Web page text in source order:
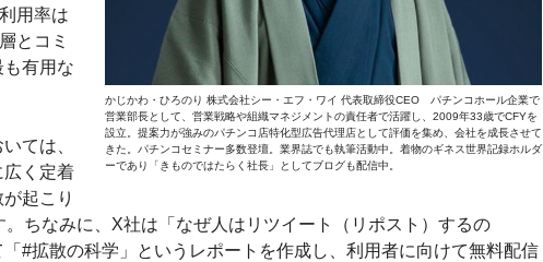
かじかわ・ひろのり 株式会社シー・エフ・ワイ 代表取締役CEO パチンコホール企業で
営業部長として、営業戦略や組織マネジメントの責任者で活躍し、2009年33歳でCFYを
設立。提案力が強みのパチンコ店特化型広告代理店として評価を集め、会社を成長させて
きた。パチンコセミナー多数登壇。業界誌でも執筆活動中。着物のギネス世界記録ホルダ
ーであり「きものではたらく社長」としてブログも配信中。
用率は
とコミ
有用な
ては、
広く定着
起こり
ちなみに、X社は「なぜ人はリツイート（リポスト）するの
#拡散の科学」というレポートを作成し、利用者に向けて無料配信